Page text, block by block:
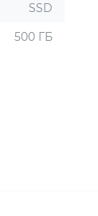
SSD
500 ГБ